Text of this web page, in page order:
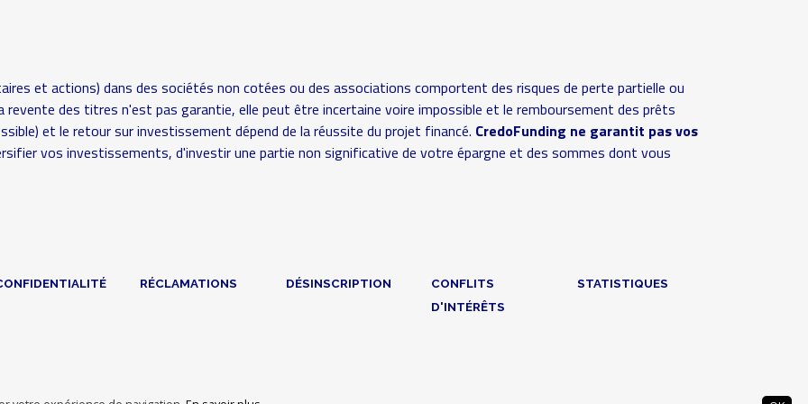
et actions) dans des sociétés non cotées ou des associations comportent des risques de perte partielle ou
des titres n'est pas garantie, elle peut être incertaine voire impossible et le remboursement des prêts
et le retour sur investissement dépend de la réussite du projet financé. CredoFunding ne garantit pas vos
vos investissements, d'investir une partie non significative de votre épargne et des sommes dont vous
RÉCLAMATIONS DÉSINSCRIPTION
CONFLITS
D'INTÉRÊTS
STATISTIQUES